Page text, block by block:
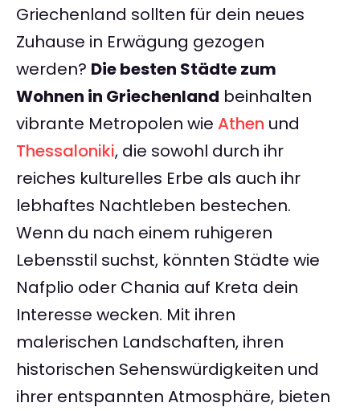
Griechenland sollten für dein neues
Zuhause in Erwägung gezogen
werden? Die besten Städte zum
Wohnen in Griechenland beinhalten
vibrante Metropolen wie Athen und
Thessaloniki, die sowohl durch ihr
reiches kulturelles Erbe als auch ihr
lebhaftes Nachtleben bestechen.
Wenn du nach einem ruhigeren
Lebensstil suchst, könnten Städte wie
Nafplio oder Chania auf Kreta dein
Interesse wecken. Mit ihren
malerischen Landschaften, ihren
historischen Sehenswürdigkeiten und
ihrer entspannten Atmosphäre, bieten